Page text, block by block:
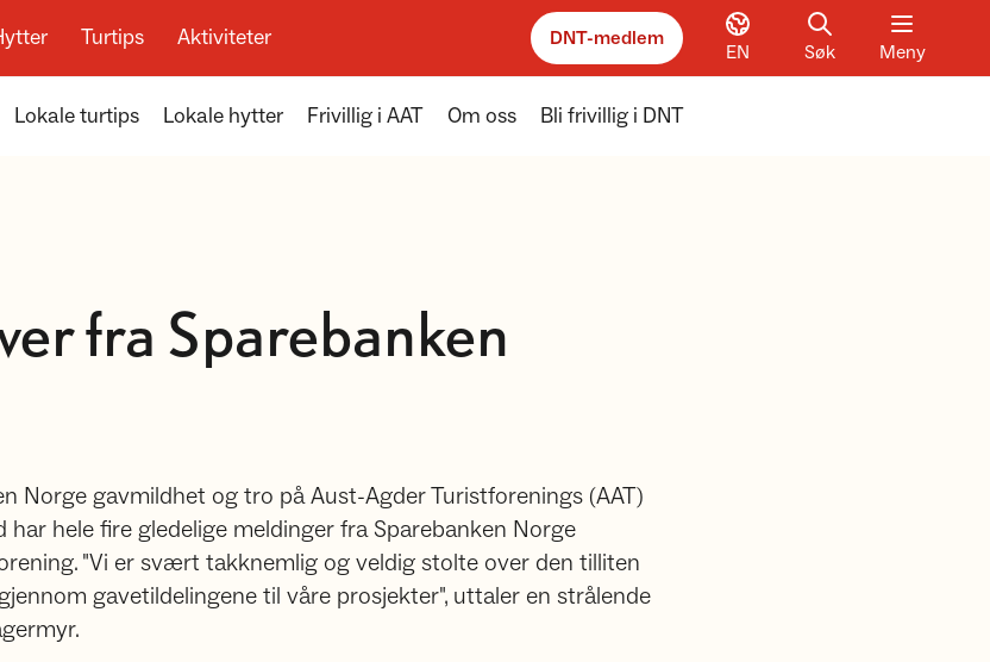
Turtips Aktiviteter DNT-medlem
EN Søk Meny
Lokale turtips Lokale hytter Frivillig i AAT Om oss Bli frivillig i DNT
fra Sparebanken
Norge gavmildhet og tro på Aust-Agder Turistforenings (AAT)
har hele fire gledelige meldinger fra Sparebanken Norge
"Vi er svært takknemlig og veldig stolte over den tilliten
gavetildelingene til våre prosjekter", uttaler en strålende